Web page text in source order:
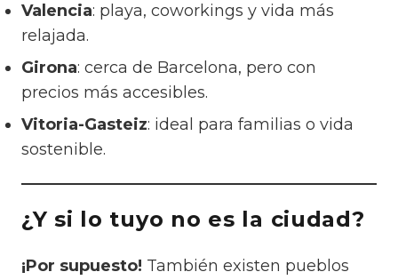
Valencia: playa, coworkings y vida más
relajada.
Girona: cerca de Barcelona, pero con
precios más accesibles.
Vitoria-Gasteiz: ideal para familias o vida
sostenible.
¿Y si lo tuyo no es la ciudad?
¡Por supuesto! También existen pueblos